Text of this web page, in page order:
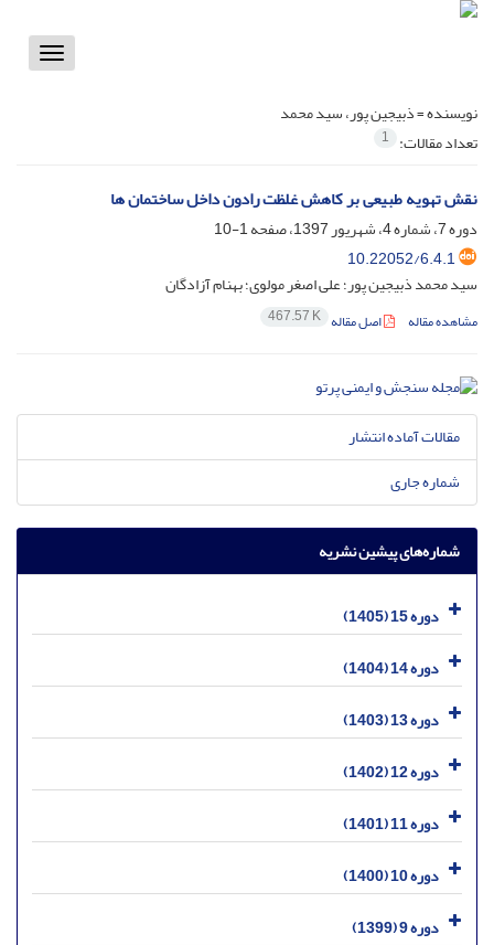
Toggle
نویسنده =ذبیجین پور، سید محمد
تعداد مقالات: 1
نقش تهویه طبیعی بر کاهش غلظت رادون داخل ساختمان ها
دوره 7، شماره 4، شهریور 1397، صفحه
1-10
10.22052/6.4.1
سید محمد ذبیجین پور؛ علی اصغر مولوی؛ بهنام آزادگان
مشاهده مقاله اصل مقاله 467.57 K
مقالات آماده انتشار
شماره جاری
شماره‌های پیشین نشریه
دوره 15 (1405)
دوره 14 (1404)
دوره 13 (1403)
دوره 12 (1402)
دوره 11 (1401)
دوره 10 (1400)
دوره 9 (1399)